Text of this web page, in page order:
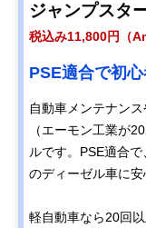
ジャンプスタ
税込み11,800円（
PSE適合で初
自動車メンテナン
（エーモン工業が
ルです。PSE適合
のディーゼル車に安
軽自動車なら20回